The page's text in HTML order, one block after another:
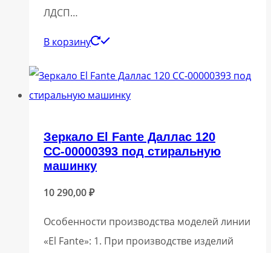
ЛДСП…
В корзину
Зеркало El Fante Даллас 120
СС-00000393 под стиральную
машинку
10 290,00₽
Особенности производства моделей линии
«El Fante»: 1. При производстве изделий